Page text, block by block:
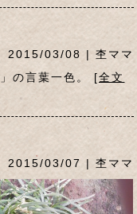
2015/03/08 | 杢ママ
の言葉一色。 [全文
2015/03/07 | 杢ママ